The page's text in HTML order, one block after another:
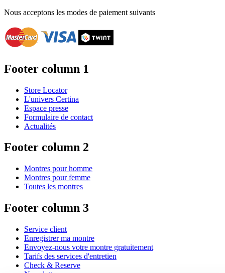
Nous acceptons les modes de paiement suivants
Footer column 1
Store Locator
L'univers Certina
Espace presse
Formulaire de contact
Actualités
Footer column 2
Montres pour homme
Montres pour femme
Toutes les montres
Footer column 3
Service client
Enregistrer ma montre
Envoyez-nous votre montre gratuitement
Tarifs des services d'entretien
Check & Reserve